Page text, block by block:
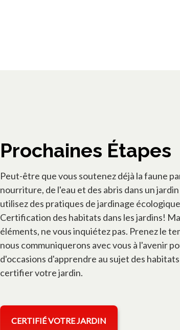
Prochaines Étapes
Peut-être que vous soutenez déjà la faune
nourriture, de l'eau et des abris dans un
utilisez des pratiques de jardinage
Certification des habitats dans les jardins!
éléments, ne vous inquiétez pas. Prenez le
nous communiquerons avec vous à l'avenir
d'occasions d'apprendre au sujet des
certifier votre jardin.
CERTIFIÉ VOTRE JARDIN